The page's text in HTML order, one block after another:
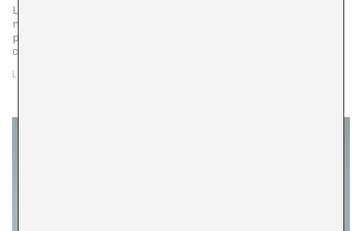
La Capella abrió julio con dos exposiciones colectivas en el
marco del proyecto de Barcelona Producción: Ángel
peligrosamente búho (Duelos, espectros y materialidad),
comisariada por Núria Gómez Gabriel; y Quan…
LEER MÁS